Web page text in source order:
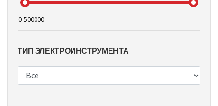
ТИП ЭЛЕКТРОИНСТРУМЕНТА